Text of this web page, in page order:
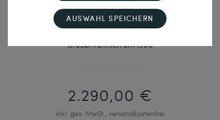
Blütengirlande
Großbritannien um 1900
2.290,00 €
inkl. ges. MwSt., versandkostenfrei
AUSWAHL SPEICHERN